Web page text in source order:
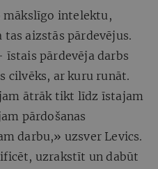
intelektu,
aizstās pārdevējus.
pārdevēja darbs
cilvēks, ar kuru runāt.
ātrāk tikt līdz īstajam
pārdošanas
darbu,» uzsver Levics.
uzrakstīt un dabūt